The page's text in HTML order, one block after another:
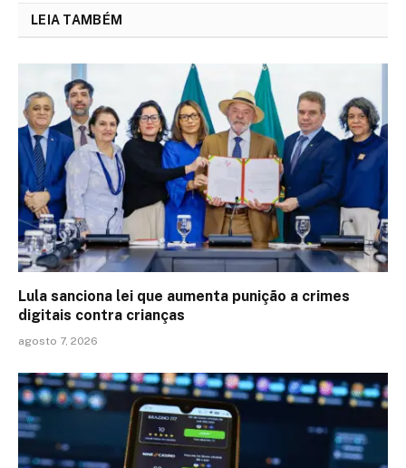
LEIA TAMBÉM
Lula sanciona lei que aumenta punição a crimes
digitais contra crianças
agosto 7, 2026